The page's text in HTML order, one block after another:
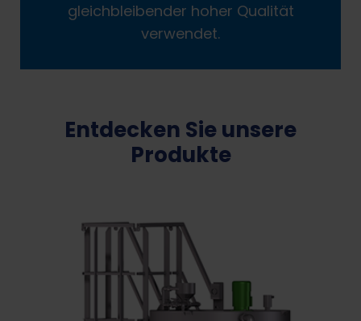
gleichbleibender hoher Qualität
verwendet.
Entdecken Sie unsere
Produkte